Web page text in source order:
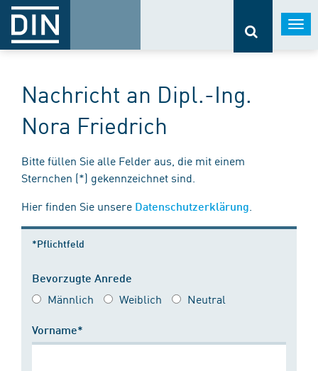
Nachricht an Dipl.-Ing.
Nora Friedrich
Bitte füllen Sie alle Felder aus, die mit einem
Sternchen (*) gekennzeichnet sind.
Hier finden Sie unsere Datenschutzerklärung
*Pflichtfeld
Bevorzugte Anrede
Männlich Weiblich Neutral
Vorname*